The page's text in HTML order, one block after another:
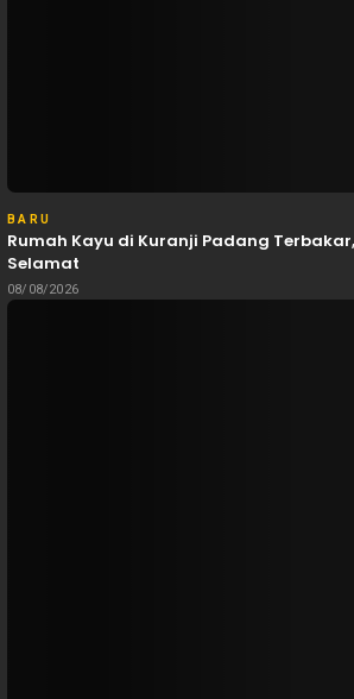
BARU
Rumah Kayu di Kuranji Padang
Selamat
08/08/2026